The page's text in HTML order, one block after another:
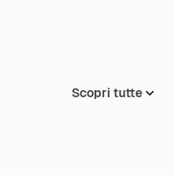
Scopri tutte